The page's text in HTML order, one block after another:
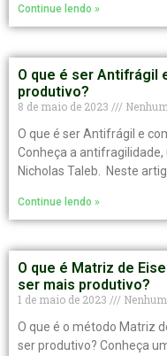
Continue lendo »
O que é ser Antifrágil
produtivo?
8 de maio de 2023
O que é ser Antifrágil e
Conheça a
Nicholas Taleb. Neste
Continue lendo »
O que é Matriz de
ser mais produtivo?
1 de maio de 2023
O que é o método Matriz
ser produtivo? Conheça